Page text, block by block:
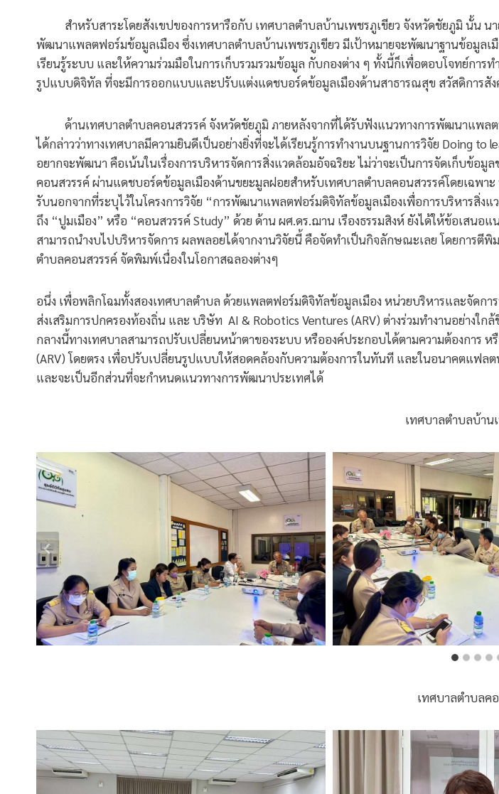
สำหรับสาระโดยสังเขปของการหารือกับ เทศบาลตำบลบ้านเพชรภูเขียว จังหวัดชัยภูมิ นั้น นา
พัฒนาแพลตฟอร์มข้อมูลเมือง ซึ่งเทศบาลตำบลบ้านเพชรภูเขียว มีเป้าหมายจะพัฒนาฐานข้อมูล
เรียนรู้ระบบ และให้ความร่วมมือในการเก็บรวมรวมข้อมูล กับกองต่าง ๆ ทั้งนี้ก็เพื่อตอบโจทย์ก
รูปแบบดิจิทัล ที่จะมีการออกแบบและปรับแต่งแดชบอร์ดข้อมูลเมืองด้านสาธารณสุข สวัสดิการสัง
ด้านเทศบาลตำบลคอนสวรรค์ จังหวัดชัยภูมิ ภายหลังจากที่ได้รับฟังแนวทางการพัฒนาแพล
ได้กล่าวว่าทางเทศบาลมีความยินดีเป็นอย่างยิ่งที่จะได้เรียนรู้การทำงานบนฐานการวิจัย Doing
อยากจะพัฒนา คือเน้นในเรื่องการบริหารจัดการสิ่งแวดล้อมอัจฉริยะ ไม่ว่าจะเป็นการจัดเก็บข้อ
คอนสวรรค์ ผ่านแดชบอร์ดข้อมูลเมืองด้านขยะมูลฝอยสำหรับเทศบาลตำบลคอนสวรรค์โดยเฉพา
รับนอกจากที่ระบุไว้ในโครงการวิจัย “การพัฒนาแพลตฟอร์มดิจิทัลข้อมูลเมืองเพื่อการบริหารสิ่ง
ถึง “ปูมเมือง” หรือ “คอนสวรรค์ Study” ด้วย ด้าน ผศ.ดร.ฌาน เรืองธรรมสิงห์ ยังได้ให้ข้อเสน
สามารถนำงบไปบริหารจัดการ ผลพลอยได้จากงานวิจัยนี้ คือจัดทำเป็นกิจลักษณะเลย โดยการตี
ตำบลคอนสวรรค์ จัดพิมพ์เนื่องในโอกาสฉลองต่างๆ
อนึ่ง เพื่อพลิกโฉมทั้งสองเทศบาลตําบล ด้วยแพลตฟอร์มดิจิทัลข้อมูลเมือง หน่วยบริหารและจั
ส่งเสริมการปกครองท้องถิ่น และ บริษัท AI & Robotics Ventures (ARV) ต่างร่วมทำงานอย่าง
กลางนี้ทางเทศบาลสามารถปรับเปลี่ยนหน้าตาของระบบ หรือองค์ประกอบได้ตามความต้องการ
(ARV) โดยตรง เพื่อปรับเปลี่ยนรูปแบบให้สอดคล้องกับความต้องการในทันที และในอนาคตแฟ
และจะเป็นอีกส่วนที่จะกำหนดแนวทางการพัฒนาประเทศได้
เทศบาลตำบลบ้าน
เทศบาลตำบลค